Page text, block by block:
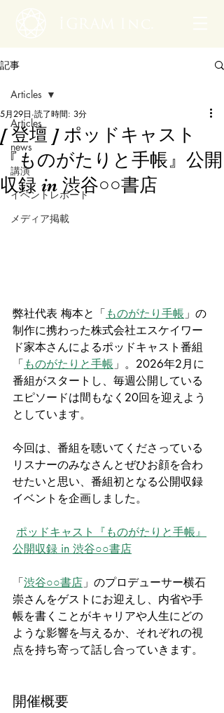
記事
Articles
news
講演
イベントレポート
メディア掲載
Articles
[ 登壇 ] ポッドキャスト
『ものがたりと手帳』公開
収録 in 渋谷○○書店
5月29日 読了時間: 3分
弊社代表 梅本と「ものがたり手帳 」の
制作に携わった株式会社エスケイワー
ド家本さんによるポッドキャスト番組
「ものがたりと手帳 」。2026年2月に
番組がスタートし、毎週公開している
エピソードは間もなく20回を迎えよう
としています。
今回は、番組を聴いてくださっている
リスナーのみなさんとぜひお顔を合わ
せたいと思い、番組初となる公開収録
イベントを企画しました。
ポッドキャスト『ものがたりと手帳』
公開収録 in 渋谷○○書店
「渋谷○○書店 」のプロデューサー横石
崇さんをゲストにお迎えし、内省や手
帳を書くことがキャリアや人生にどの
ような影響を与えるか、それぞれの視
点を持ち寄って話し合っていきます。
開催概要